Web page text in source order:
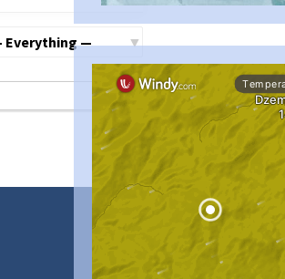
#PipIvanToday...
pimrec_project